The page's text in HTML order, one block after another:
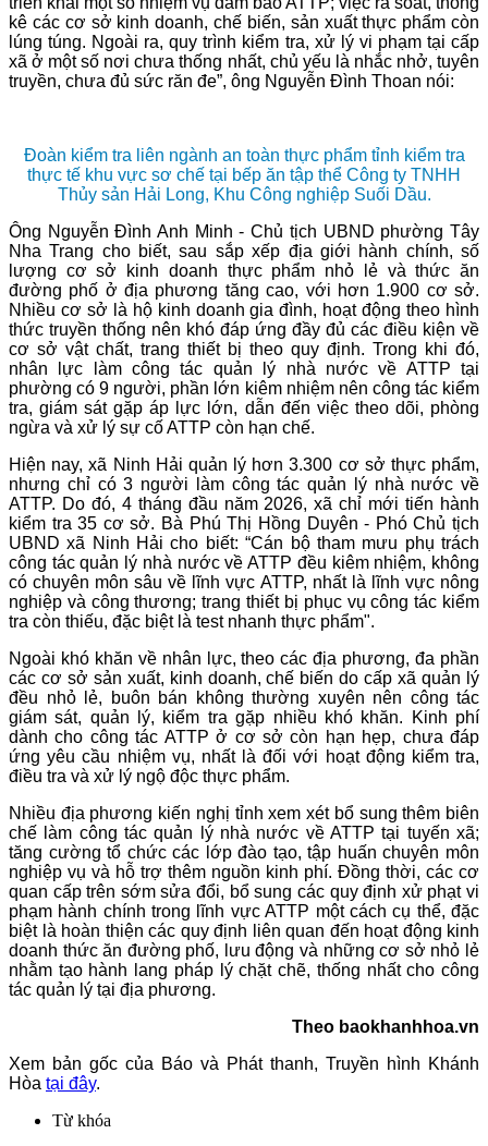
kê các cơ sở kinh doanh, chế biến, sản xuất thực phẩm còn
lúng túng. Ngoài ra, quy trình kiểm tra, xử lý vi phạm tại cấp
xã ở một số nơi chưa thống nhất, chủ yếu là nhắc nhở, tuyên
truyền, chưa đủ sức răn đe”, ông Nguyễn Đình Thoan nói:
Đoàn kiểm tra liên ngành an toàn thực phẩm tỉnh kiểm tra
thực tế khu vực sơ chế tại bếp ăn tập thể Công ty TNHH
Thủy sản Hải Long, Khu Công nghiệp Suối Dầu.
Ông Nguyễn Đình Anh Minh - Chủ tịch UBND phường Tây
Nha Trang cho biết, sau sắp xếp địa giới hành chính, số
lượng cơ sở kinh doanh thực phẩm nhỏ lẻ và thức ăn
đường phố ở địa phương tăng cao, với hơn 1.900 cơ sở.
Nhiều cơ sở là hộ kinh doanh gia đình, hoạt động theo hình
thức truyền thống nên khó đáp ứng đầy đủ các điều kiện về
cơ sở vật chất, trang thiết bị theo quy định. Trong khi đó,
nhân lực làm công tác quản lý nhà nước về ATTP tại
phường có 9 người, phần lớn kiêm nhiệm nên công tác kiểm
tra, giám sát gặp áp lực lớn, dẫn đến việc theo dõi, phòng
ngừa và xử lý sự cố ATTP còn hạn chế.
Hiện nay, xã Ninh Hải quản lý hơn 3.300 cơ sở thực phẩm,
nhưng chỉ có 3 người làm công tác quản lý nhà nước về
ATTP. Do đó, 4 tháng đầu năm 2026, xã chỉ mới tiến hành
kiểm tra 35 cơ sở. Bà Phú Thị Hồng Duyên - Phó Chủ tịch
UBND xã Ninh Hải cho biết: “Cán bộ tham mưu phụ trách
công tác quản lý nhà nước về ATTP đều kiêm nhiệm, không
có chuyên môn sâu về lĩnh vực ATTP, nhất là lĩnh vực nông
nghiệp và công thương; trang thiết bị phục vụ công tác kiểm
tra còn thiếu, đặc biệt là test nhanh thực phẩm".
Ngoài khó khăn về nhân lực, theo các địa phương, đa phần
các cơ sở sản xuất, kinh doanh, chế biến do cấp xã quản lý
đều nhỏ lẻ, buôn bán không thường xuyên nên công tác
giám sát, quản lý, kiểm tra gặp nhiều khó khăn. Kinh phí
dành cho công tác ATTP ở cơ sở còn hạn hẹp, chưa đáp
ứng yêu cầu nhiệm vụ, nhất là đối với hoạt động kiểm tra,
điều tra và xử lý ngộ độc thực phẩm.
Nhiều địa phương kiến nghị tỉnh xem xét bổ sung thêm biên
chế làm công tác quản lý nhà nước về ATTP tại tuyến xã;
tăng cường tổ chức các lớp đào tạo, tập huấn chuyên môn
nghiệp vụ và hỗ trợ thêm nguồn kinh phí. Đồng thời, các cơ
quan cấp trên sớm sửa đổi, bổ sung các quy định xử phạt vi
phạm hành chính trong lĩnh vực ATTP một cách cụ thể, đặc
biệt là hoàn thiện các quy định liên quan đến hoạt động kinh
doanh thức ăn đường phố, lưu động và những cơ sở nhỏ lẻ
nhằm tạo hành lang pháp lý chặt chẽ, thống nhất cho công
tác quản lý tại địa phương.
Theo baokhanhhoa.vn
Xem bản gốc của Báo và Phát thanh, Truyền hình Khánh
Hòa tại đây.
Từ khóa